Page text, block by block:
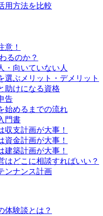
用方法を比較
意！
るのか？
・向いていない人
選ぶメリット・デメリット
助けになる資格
告
始めるまでの流れ
門書
収支計画が大事！
資金計画が大事！
建築計画が大事！
はどこに相談すればいい？
ンナンス計画
体験談とは？